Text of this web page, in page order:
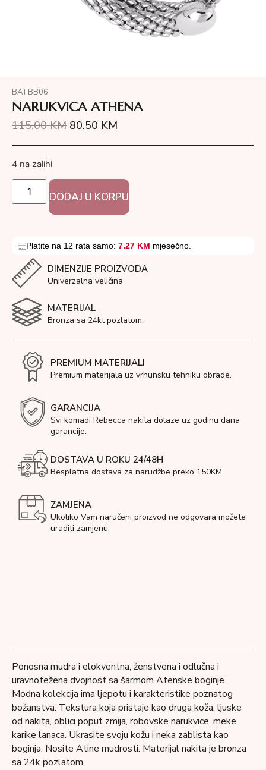
BATBB06
NARUKVICA ATHENA
115.00KM 80.50 KM
4 na zalihi
DODAJ U KORPU
Platite na 12 rata samo: 7.27 KM mjesečno.
DIMENZIJE PROIZVODA
Univerzalna veličina
MATERIJAL
Bronza sa 24kt pozlatom.
PREMIUM MATERIJALI
Premium materijala uz vrhunsku tehniku obrade.
GARANCIJA
Svi komadi Rebecca nakita dolaze uz godinu dana
garancije.
DOSTAVA U ROKU 24/48H
Besplatna dostava za narudžbe preko 150KM.
ZAMJENA
Ukoliko Vam naručeni proizvod ne odgovara možete
uraditi zamjenu.
Ponosna mudra i elokventna, ženstvena i odlučna i
uravnotežena dvojnost sa šarmom Atenske boginje.
Modna kolekcija ima ljepotu i karakteristike poznatog
božanstva. Tekstura koja pristaje kao druga koža, ljuske
od nakita, oblici poput zmija, robovske narukvice, meke
karike lanaca. Ukrasite svoju kožu i neka zablista kao
boginja. Nosite Atine mudrosti. Materijal nakita je bronza
sa 24k pozlatom.